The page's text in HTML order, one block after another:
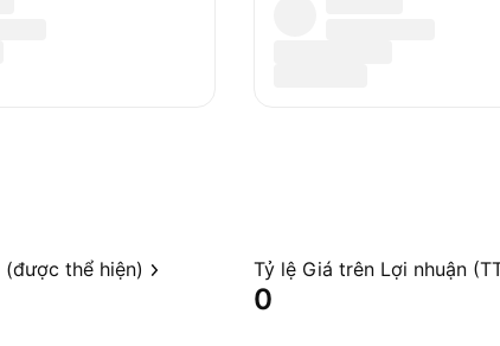
thể hiện) Tỷ lệ Giá trên Lợi nhuận
0